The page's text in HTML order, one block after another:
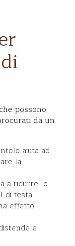
possono
da un
aiuta ad
la
a ridurre lo
di testa.
effetto
e